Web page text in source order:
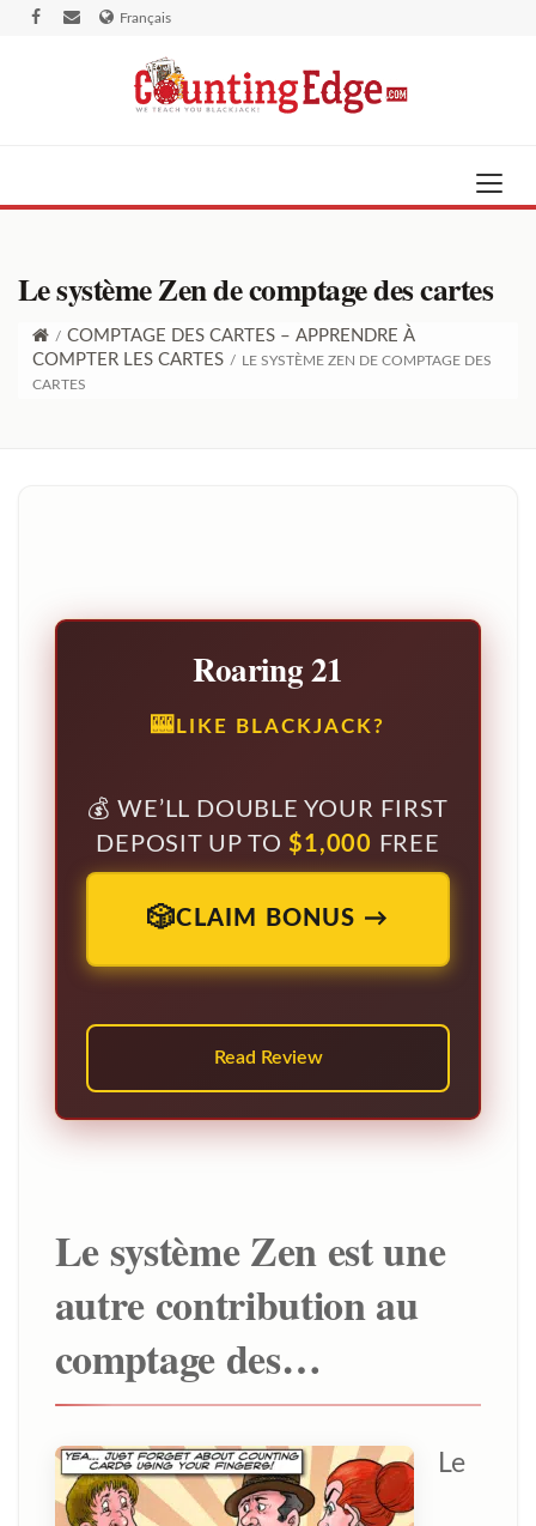
Français
Le système Zen de comptage des cartes
/ COMPTAGE DES CARTES – APPRENDRE À
COMPTER LES CARTES / LE SYSTÈME ZEN DE COMPTAGE DES
CARTES
Roaring 21
LIKE BLACKJACK?
WE’LL DOUBLE YOUR FIRST
DEPOSIT UP TO $1,000 FREE
CLAIM BONUS →
Read Review
Le système Zen est une
autre contribution au
comptage des…
Le